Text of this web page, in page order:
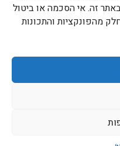
זה. אי הסכמה או ביטול
מהפונקציות והתכונות
ע״י לאבה אינטראקטיב